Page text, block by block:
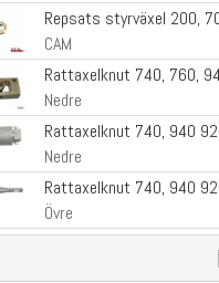
Repsats styrväxel 200,
CAM
Rattaxelknut 740, 760,
Nedre
Rattaxelknut 740, 940
Nedre
Rattaxelknut 740, 940
Övre